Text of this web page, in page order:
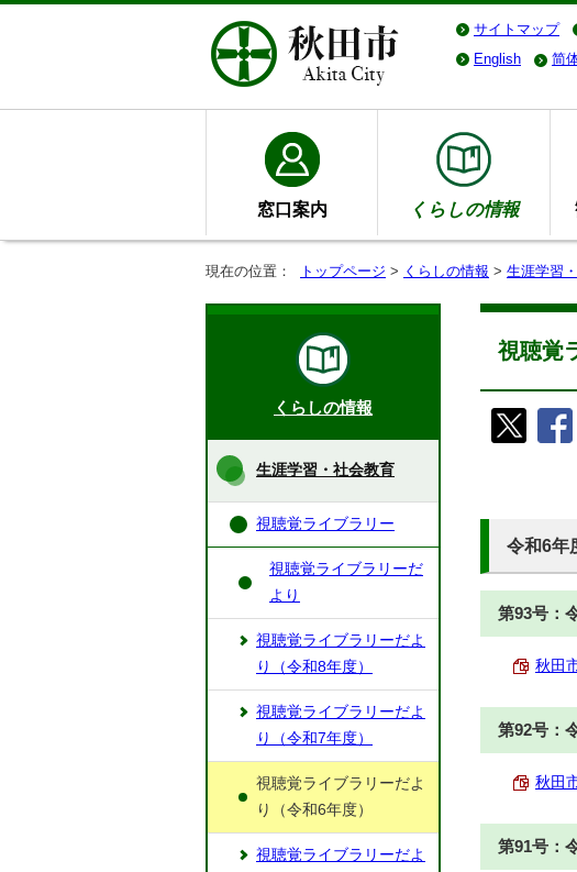
サイトマップ
English
简
窓口案内 くらしの情報
現在の位置： トップページ > くらしの情報 > 生涯学習
視聴覚
令和6年
第93号：
秋田
第92号：
秋田
第91号：
くらしの情報
生涯学習・社会教育
視聴覚ライブラリー
視聴覚ライブラリーだ
より
視聴覚ライブラリーだよ
り（令和8年度）
視聴覚ライブラリーだよ
り（令和7年度）
視聴覚ライブラリーだよ
り（令和6年度）
視聴覚ライブラリーだよ